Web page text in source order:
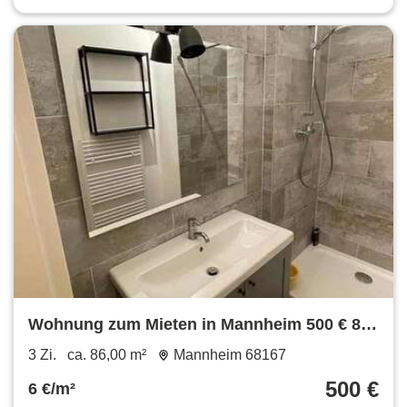
Wohnung zum Mieten in Mannheim 500 € 86
m²
3 Zi. ca. 86,00 m² Mannheim 68167
6 €/m² 500 €